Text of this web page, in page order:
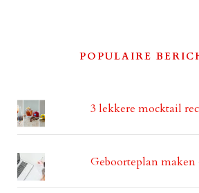
POPULAIRE
3 lekkere mocktail
Geboorteplan